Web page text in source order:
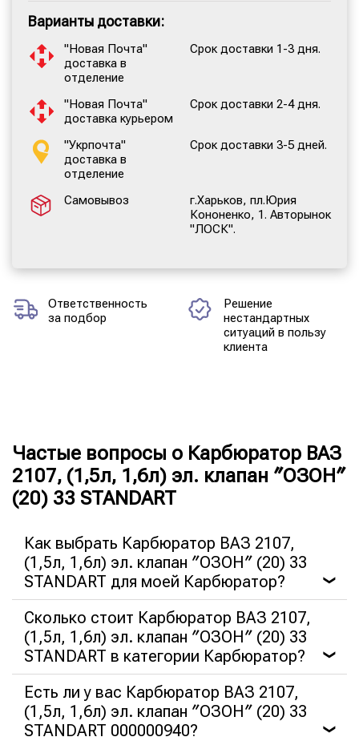
Варианты доставки:
"Новая Почта"
доставка в
отделение
Срок доставки 1-3 дня.
"Новая Почта"
доставка курьером
Срок доставки 2-4 дня.
"Укрпочта"
доставка в
отделение
Срок доставки 3-5 дней.
Самовывоз
г.Харьков, пл.Юрия
Кононенко, 1. Авторынок
"ЛОСК".
Ответственность
за подбор
Решение
нестандартных
ситуаций в пользу
клиента
Частые вопросы о Карбюратор ВАЗ
2107, (1,5л, 1,6л) эл. клапан ″ОЗОН″
(20) 33 STANDART
Как выбрать Карбюратор ВАЗ 2107,
(1,5л, 1,6л) эл. клапан ″ОЗОН″ (20) 33
STANDART для моей Карбюратор?
❯
Сколько стоит Карбюратор ВАЗ 2107,
(1,5л, 1,6л) эл. клапан ″ОЗОН″ (20) 33
STANDART в категории Карбюратор?
❯
Есть ли у вас Карбюратор ВАЗ 2107,
(1,5л, 1,6л) эл. клапан ″ОЗОН″ (20) 33
STANDART 000000940?
❯